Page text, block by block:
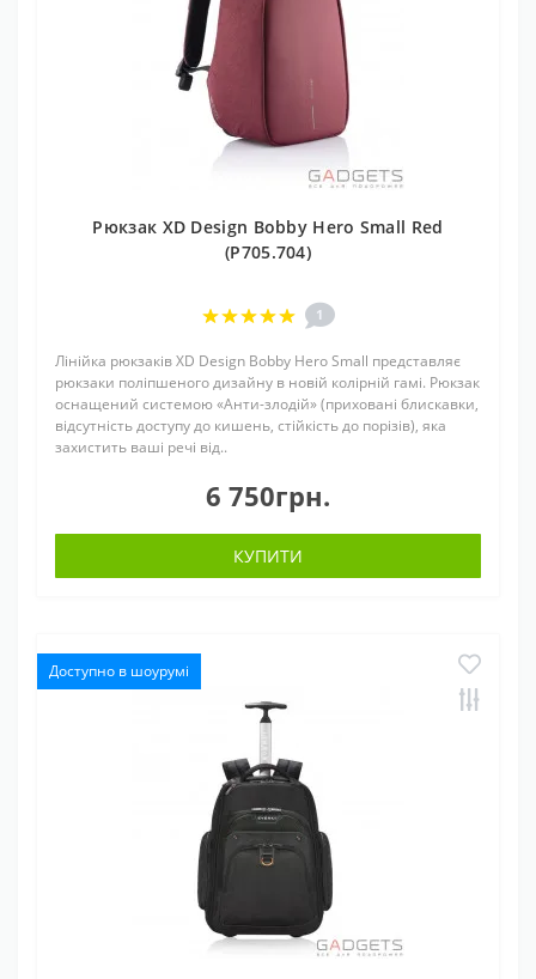
Рюкзак XD Design Bobby Hero Small Red
(P705.704)
1
Лінійка рюкзаків XD Design Bobby Hero Small представляє
рюкзаки поліпшеного дизайну в новій колірній гамі. Рюкзак
оснащений системою «Анти-злодій» (приховані блискавки,
відсутність доступу до кишень, стійкість до порізів), яка
захистить ваші речі від..
6 750грн.
КУПИТИ
Доступно в шоурумі